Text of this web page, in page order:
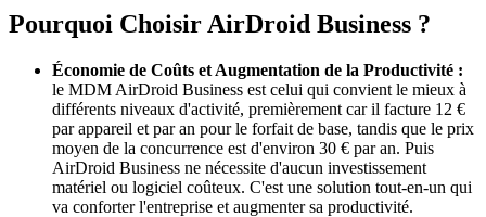
Pourquoi Choisir AirDroid Business ?
Économie de Coûts et Augmentation de la Productivité :
le MDM AirDroid Business est celui qui convient le mieux à
différents niveaux d'activité, premièrement car il facture 12 €
par appareil et par an pour le forfait de base, tandis que le prix
moyen de la concurrence est d'environ 30 € par an. Puis
AirDroid Business ne nécessite d'aucun investissement
matériel ou logiciel coûteux. C'est une solution tout-en-un qui
va conforter l'entreprise et augmenter sa productivité.